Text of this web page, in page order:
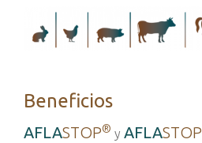
Beneficios
AFLASTOP® y AFLASTOP